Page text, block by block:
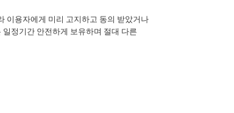
이용자에게 미리 고지하고 동의 받았거나
정기간 안전하게 보유하며 절대 다른